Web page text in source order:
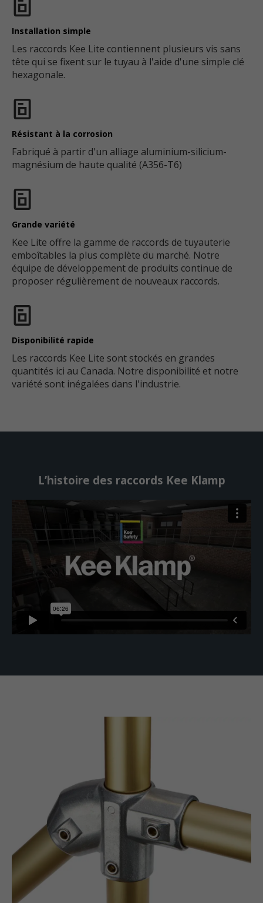
Installation simple
Les raccords Kee Lite contiennent plusieurs vis sans
tête qui se fixent sur le tuyau à l'aide d'une simple clé
hexagonale.
Résistant à la corrosion
Fabriqué à partir d'un alliage aluminium-silicium-
magnésium de haute qualité (A356-T6)
Grande variété
Kee Lite offre la gamme de raccords de tuyauterie
emboîtables la plus complète du marché. Notre
équipe de développement de produits continue de
proposer régulièrement de nouveaux raccords.
Disponibilité rapide
Les raccords Kee Lite sont stockés en grandes
quantités ici au Canada. Notre disponibilité et notre
variété sont inégalées dans l'industrie.
L’histoire des raccords Kee Klamp